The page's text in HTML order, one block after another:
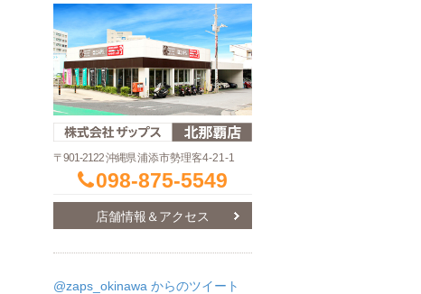
〒901-2122 沖縄県浦添市勢理客4-21-1
098-875-5549
店舗情報＆アクセス
@zaps_okinawa からのツイート